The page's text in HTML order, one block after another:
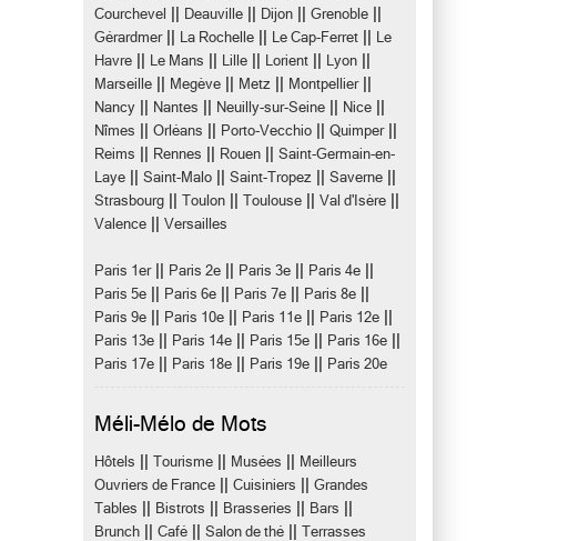
Courchevel Deauville Dijon Grenoble
Gérardmer|| La Rochelle Le Cap-Ferret
Le
Havre
Le Mans Lille Lorient Lyon
Marseille Megève Metz Montpellier||
Nancy Nantes Neuilly-sur-Seine Nice
Nîmes Orléans Porto-Vecchio Quimper||
Reims Rennes Rouen
Saint-Germain-en-
Laye
Saint-Malo Saint-Tropez Saverne
Strasbourg Toulon Toulouse Val d'Isère
Valence Versailles
Paris 1er|| Paris 2e Paris 3e Paris 4e
Paris 5e Paris 6e Paris 7e Paris 8e
Paris 9e Paris 10e Paris 11e Paris 12e
Paris 13e Paris 14e Paris 15e Paris 16e
Paris 17e Paris 18e Paris 19e Paris 20e
Méli-Mélo de Mots
Hôtels Tourisme Musées
Meilleurs
Ouvriers de France
Cuisiniers
Grandes
Tables
Bistrots Brasseries Bars
Brunch Café Salon de thé Terrasses